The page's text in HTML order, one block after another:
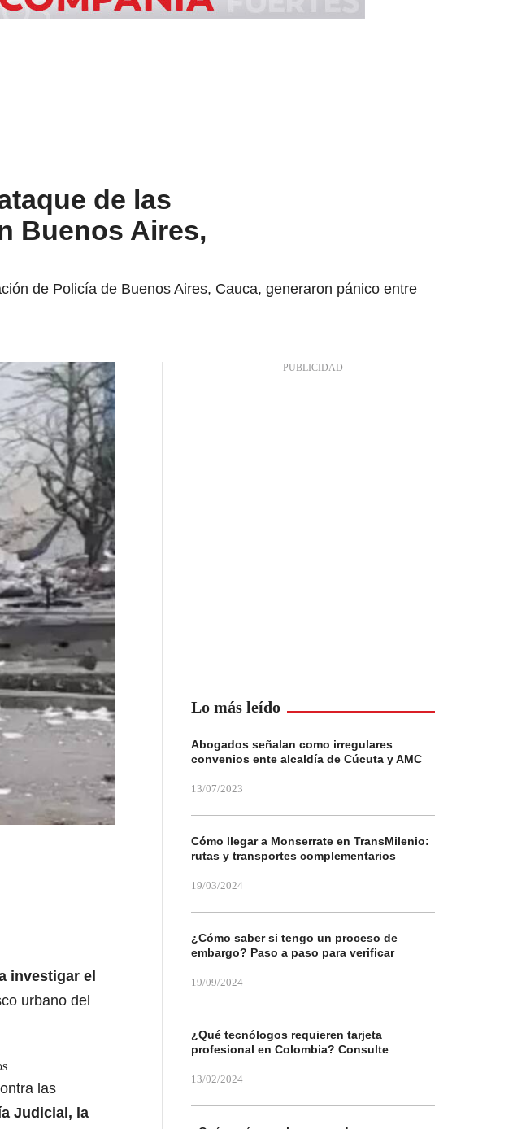
de las
Buenos Aires,
de Policía de Buenos Aires, Cauca, generaron pánico entre
investigar el
urbano del
las
Judicial, la
Lo más leído
Abogados señalan como irregulares
convenios ente alcaldía de Cúcuta y AMC
13/07/2023
Cómo llegar a Monserrate en TransMilenio:
rutas y transportes complementarios
19/03/2024
¿Cómo saber si tengo un proceso de
embargo? Paso a paso para verificar
19/09/2024
¿Qué tecnólogos requieren tarjeta
profesional en Colombia? Consulte
13/02/2024